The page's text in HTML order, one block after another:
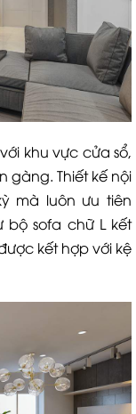
khu vực cửa sổ,
gàng. Thiết kế nội
mà luôn ưu tiên
bộ sofa chữ L kết
kết hợp với kệ